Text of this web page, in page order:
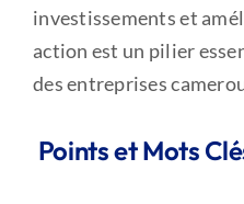
investissements et
action est un pilier
des entreprises
Points et Mots